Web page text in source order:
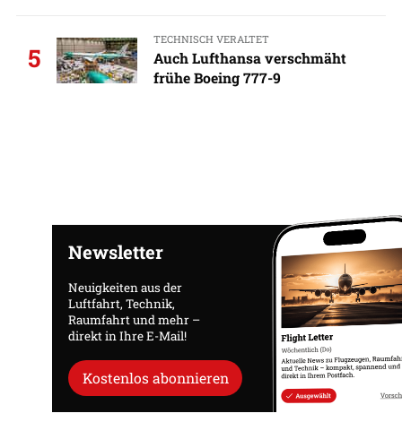
5
TECHNISCH VERALTET
Auch Lufthansa verschmäht
frühe Boeing 777-9
Newsletter
Neuigkeiten aus der
Luftfahrt, Technik,
Raumfahrt und mehr –
direkt in Ihre E-Mail!
Kostenlos abonnieren